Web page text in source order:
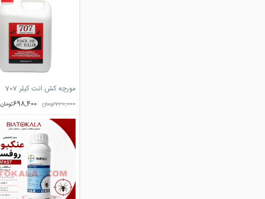
مورچه کش انت کیلر 707
720,000تومان 698,400تومان